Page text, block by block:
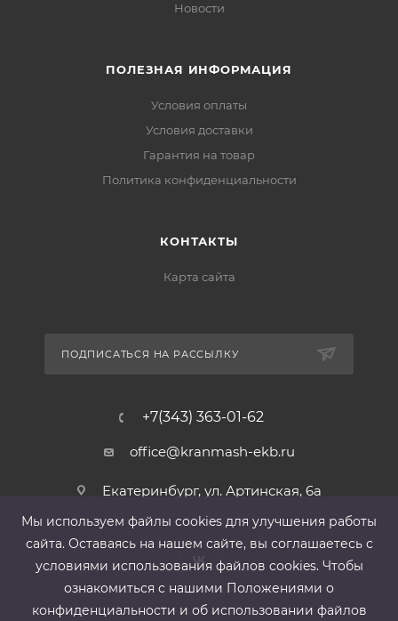
Новости
ПОЛЕЗНАЯ ИНФОРМАЦИЯ
Условия оплаты
Условия доставки
Гарантия на товар
Политика конфиденциальности
КОНТАКТЫ
Карта сайта
ПОДПИСАТЬСЯ НА РАССЫЛКУ
+7(343) 363-01-62
office@kranmash-ekb.ru
Екатеринбург, ул. Артинская, 6а
Мы используем файлы cооkies для улучшения работы
сайта. Оставаясь на нашем сайте, вы соглашаетесь с
условиями использования файлов cооkies. Чтобы
ознакомиться с нашими Положениями о
конфиденциальности и об использовании файлов